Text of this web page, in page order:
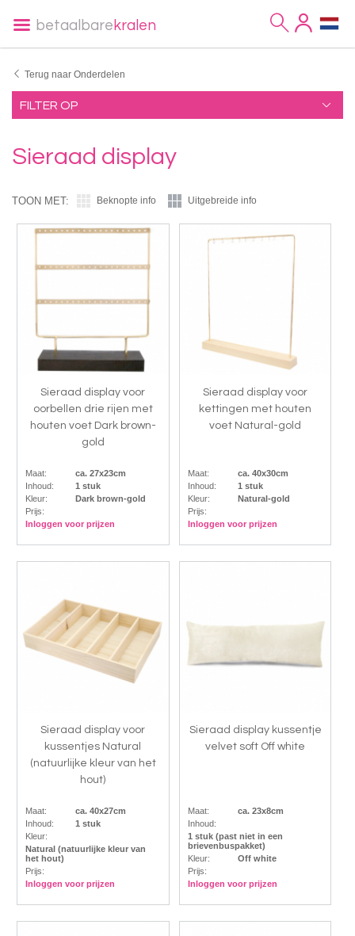
betaalbare kralen
Terug naar Onderdelen
FILTER OP
Sieraad display
TOON MET: Beknopte info Uitgebreide info
Sieraad display voor
oorbellen drie rijen met
houten voet Dark brown-
gold
Maat:
ca. 27x23cm
Inhoud:
1 stuk
Kleur:
Dark brown-gold
Prijs:
Inloggen voor prijzen
Sieraad display voor
kettingen met houten
voet Natural-gold
Maat:
ca. 40x30cm
Inhoud:
1 stuk
Kleur:
Natural-gold
Prijs:
Inloggen voor prijzen
Sieraad display voor
kussentjes Natural
(natuurlijke kleur van het
hout)
Maat:
ca. 40x27cm
Inhoud:
1 stuk
Kleur:
Natural (natuurlijke kleur van
het hout)
Prijs:
Inloggen voor prijzen
Sieraad display kussentje
velvet soft Off white
Maat:
ca. 23x8cm
Inhoud:
1 stuk (past niet in een
brievenbuspakket)
Kleur:
Off white
Prijs:
Inloggen voor prijzen